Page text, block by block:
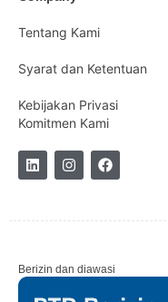
Tentang Kami
Syarat dan Ketentuan
Kebijakan Privasi
Komitmen Kami
Berizin dan diawasi